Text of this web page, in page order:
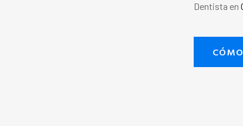
Dentista en